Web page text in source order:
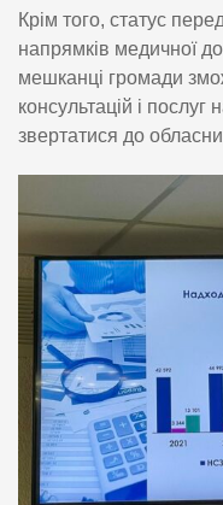
Крім того, статус
напрямків медичної
мешканці громади
консультацій і послуг
звертатися до